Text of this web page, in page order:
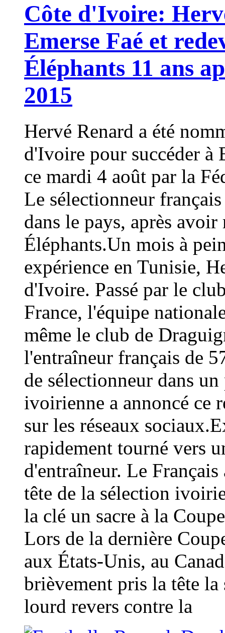
Côte d'Ivoire:
Emerse Faé et
Éléphants 11 ans
2015
Hervé Renard a été
d'Ivoire pour succéder à
ce mardi 4 août par la
Le sélectionneur
dans le pays, après
Éléphants.Un mois à
expérience en Tunisie,
d'Ivoire. Passé par le
France, l'équipe
même le club de
l'entraîneur français de
de sélectionneur dans
ivoirienne a annoncé ce
sur les réseaux
rapidement tourné vers
d'entraîneur. Le
tête de la sélection
la clé un sacre à la
Lors de la dernière
aux États-Unis, au
brièvement pris la tête
lourd revers contre la